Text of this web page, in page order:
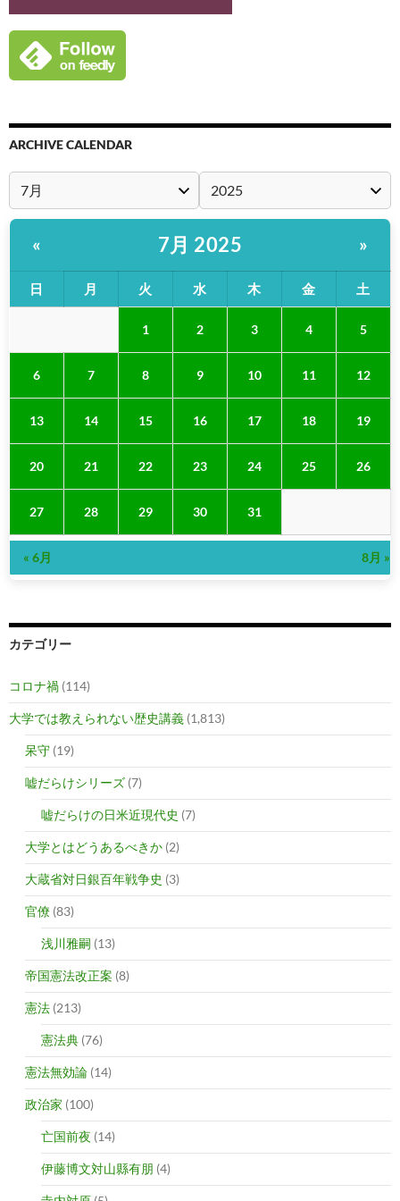
ARCHIVE CALENDAR
« 7月 2025 »
日 月 火 水 木 金 土
1 2 3 4 5
6 7 8 9 10 11 12
13 14 15 16 17 18 19
20 21 22 23 24 25 26
27 28 29 30 31
« 6月 8月 »
カテゴリー
コロナ禍 (114)
大学では教えられない歴史講義 (1,813)
呆守 (19)
嘘だらけシリーズ (7)
嘘だらけの日米近現代史 (7)
大学とはどうあるべきか (2)
大蔵省対日銀百年戦争史 (3)
官僚 (83)
浅川雅嗣 (13)
帝国憲法改正案 (8)
憲法 (213)
憲法典 (76)
憲法無効論 (14)
政治家 (100)
亡国前夜 (14)
伊藤博文対山縣有朋 (4)